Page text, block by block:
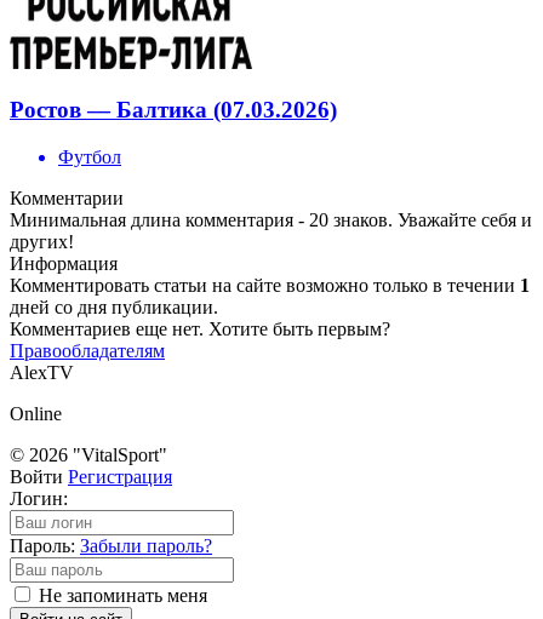
Ростов — Балтика (07.03.2026)
Футбол
Комментарии
Минимальная длина комментария - 20 знаков. Уважайте себя и
других!
Информация
Комментировать статьи на сайте возможно только в течении 1
дней со дня публикации.
Комментариев еще нет. Хотите быть первым?
Правообладателям
AlexTV
Online
© 2026 "VitalSport"
Войти Регистрация
Логин:
Пароль: Забыли пароль?
Не запоминать меня